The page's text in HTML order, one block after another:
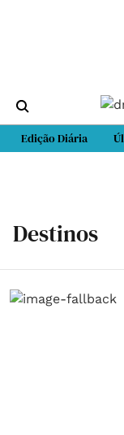
Edição Diária
Destinos